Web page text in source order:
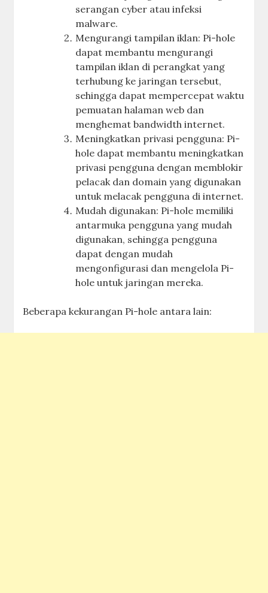
serangan cyber atau infeksi
malware.
Mengurangi tampilan iklan: Pi-hole
dapat membantu mengurangi
tampilan iklan di perangkat yang
terhubung ke jaringan tersebut,
sehingga dapat mempercepat waktu
pemuatan halaman web dan
menghemat bandwidth internet.
Meningkatkan privasi pengguna: Pi-
hole dapat membantu meningkatkan
privasi pengguna dengan memblokir
pelacak dan domain yang digunakan
untuk melacak pengguna di internet.
Mudah digunakan: Pi-hole memiliki
antarmuka pengguna yang mudah
digunakan, sehingga pengguna
dapat dengan mudah
mengonfigurasi dan mengelola Pi-
hole untuk jaringan mereka.
Beberapa kekurangan Pi-hole antara lain: